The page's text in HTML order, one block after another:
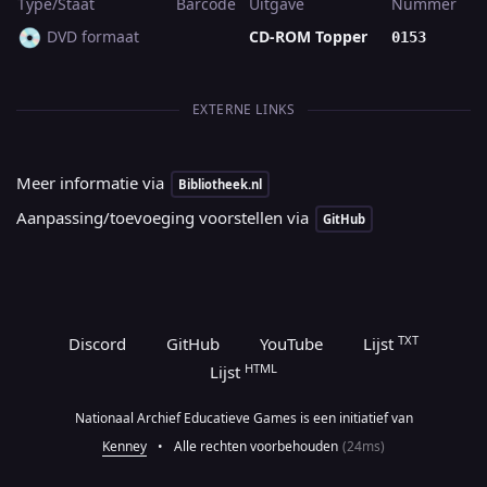
💿 DVD formaat CD-ROM Topper 0153
EXTERNE LINKS
Meer informatie via Bibliotheek.nl
Aanpassing/toevoeging voorstellen via GitHub
Discord GitHub YouTube Lijst TXT
Lijst HTML
Nationaal Archief Educatieve Games is een initiatief van
Kenney
• Alle rechten voorbehouden (24ms)